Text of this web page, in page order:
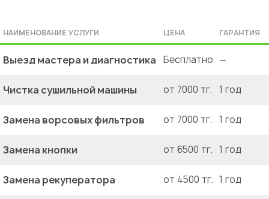
НАИМЕНОВАНИЕ УСЛУГИ ЦЕНА ГАРАНТИЯ
Выезд мастера и диагностика Бесплатно —
Чистка сушильной машины от 7000 тг. 1 год
Замена ворсовых фильтров от 7000 тг. 1 год
Замена кнопки от 6500 тг. 1 год
Замена рекуператора от 4500 тг. 1 год